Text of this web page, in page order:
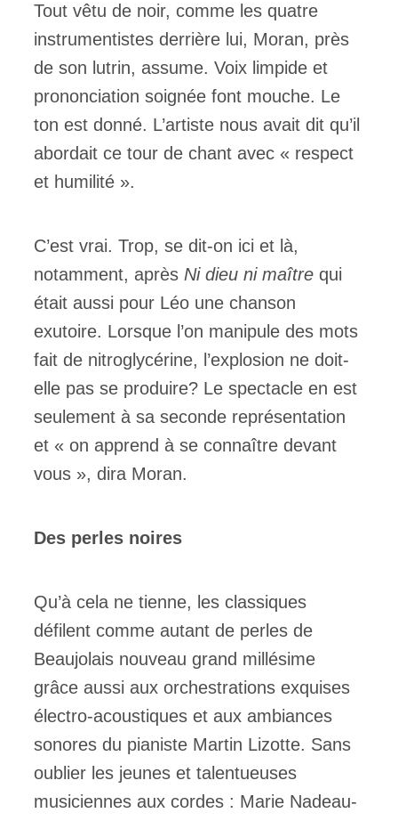
Tout vêtu de noir, comme les quatre
instrumentistes derrière lui, Moran, près
de son lutrin, assume. Voix limpide et
prononciation soignée font mouche. Le
ton est donné. L’artiste nous avait dit qu’il
abordait ce tour de chant avec « respect
et humilité ».
C’est vrai. Trop, se dit-on ici et là,
notamment, après Ni dieu ni maître qui
était aussi pour Léo une chanson
exutoire. Lorsque l’on manipule des mots
fait de nitroglycérine, l’explosion ne doit-
elle pas se produire? Le spectacle en est
seulement à sa seconde représentation
et « on apprend à se connaître devant
vous », dira Moran.
Des perles noires
Qu’à cela ne tienne, les classiques
défilent comme autant de perles de
Beaujolais nouveau grand millésime
grâce aussi aux orchestrations exquises
électro-acoustiques et aux ambiances
sonores du pianiste Martin Lizotte. Sans
oublier les jeunes et talentueuses
musiciennes aux cordes : Marie Nadeau-